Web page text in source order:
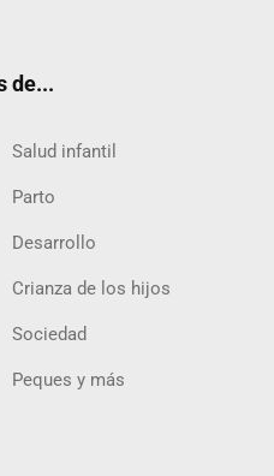
de...
Salud infantil
Parto
Desarrollo
Crianza de los hijos
Sociedad
Peques y más